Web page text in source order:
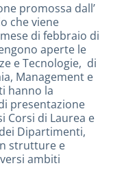
promossa dall’
che viene
di febbraio di
aperte le
e Tecnologie, di
Management e
hanno la
presentazione
Corsi di Laurea e
Dipartimenti,
strutture e
ambiti